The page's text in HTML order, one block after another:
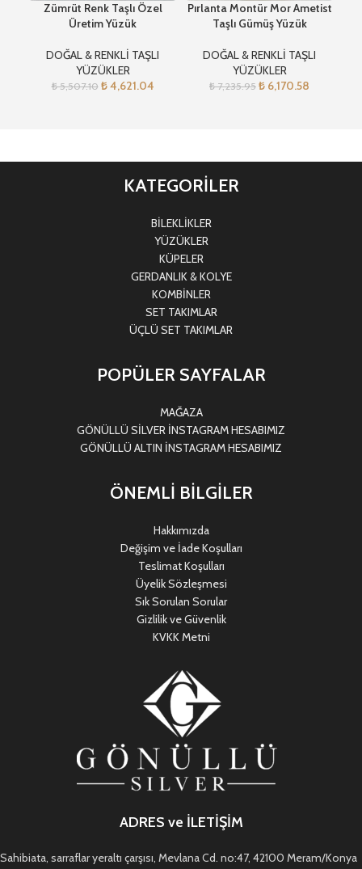
Zümrüt Renk Taşlı Özel
Üretim Yüzük
DOĞAL & RENKLİ TAŞLI
YÜZÜKLER
₺5,507.10 ₺4,621.04
Pırlanta Montür Mor Ametist
Taşlı Gümüş Yüzük
DOĞAL & RENKLİ TAŞLI
YÜZÜKLER
₺7,235.95 ₺ 6,170.58
KATEGORİLER
BİLEKLİKLER
YÜZÜKLER
KÜPELER
GERDANLIK & KOLYE
KOMBİNLER
SET TAKIMLAR
ÜÇLÜ SET TAKIMLAR
POPÜLER SAYFALAR
MAĞAZA
GÖNÜLLÜ SİLVER İNSTAGRAM HESABIMIZ
GÖNÜLLÜ ALTIN İNSTAGRAM HESABIMIZ
ÖNEMLİ BİLGİLER
Hakkımızda
Değişim ve İade Koşulları
Teslimat Koşulları
Üyelik Sözleşmesi
Sık Sorulan Sorular
Gizlilik ve Güvenlik
KVKK Metni
ADRES ve İLETİŞİM
Sahibiata, sarraflar yeraltı çarşısı, Mevlana Cd. no:47, 42100 Meram/Konya